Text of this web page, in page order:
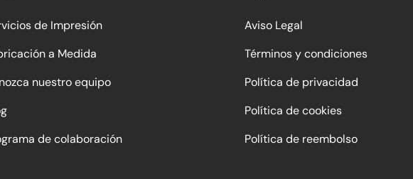
de Impresión
a Medida
nuestro equipo
de colaboración
Aviso Legal
Términos y condiciones
Política de privacidad
Política de cookies
Política de reembolso